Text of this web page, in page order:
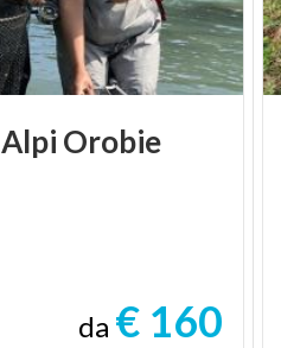
Alpi Orobie
da € 160